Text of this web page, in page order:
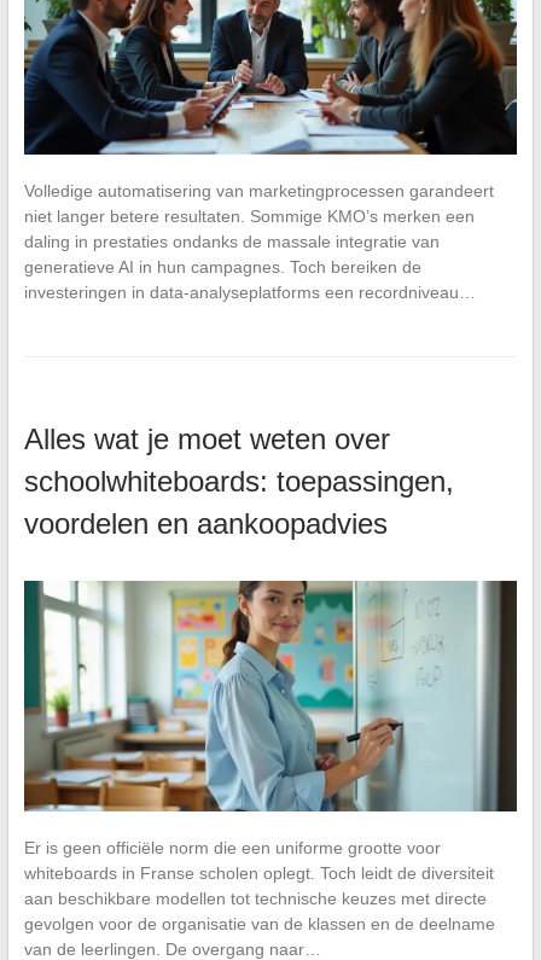
Volledige automatisering van marketingprocessen garandeert
niet langer betere resultaten. Sommige KMO’s merken een
daling in prestaties ondanks de massale integratie van
generatieve AI in hun campagnes. Toch bereiken de
investeringen in data-analyseplatforms een recordniveau…
Alles wat je moet weten over
schoolwhiteboards: toepassingen,
voordelen en aankoopadvies
Er is geen officiële norm die een uniforme grootte voor
whiteboards in Franse scholen oplegt. Toch leidt de diversiteit
aan beschikbare modellen tot technische keuzes met directe
gevolgen voor de organisatie van de klassen en de deelname
van de leerlingen. De overgang naar…